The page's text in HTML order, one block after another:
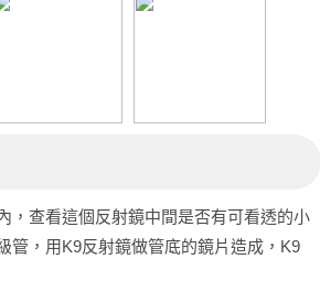
，查看這個反射鏡中間是否有可看透的小
管，用K9反射鏡做管底的鏡片造成，K9